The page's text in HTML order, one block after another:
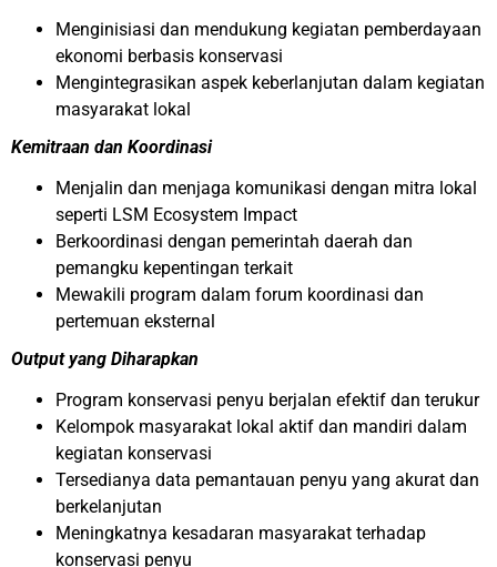
Menginisiasi dan mendukung kegiatan pemberdayaan
ekonomi berbasis konservasi
Mengintegrasikan aspek keberlanjutan dalam kegiatan
masyarakat lokal
Kemitraan dan Koordinasi
Menjalin dan menjaga komunikasi dengan mitra lokal
seperti LSM Ecosystem Impact
Berkoordinasi dengan pemerintah daerah dan
pemangku kepentingan terkait
Mewakili program dalam forum koordinasi dan
pertemuan eksternal
Output yang Diharapkan
Program konservasi penyu berjalan efektif dan terukur
Kelompok masyarakat lokal aktif dan mandiri dalam
kegiatan konservasi
Tersedianya data pemantauan penyu yang akurat dan
berkelanjutan
Meningkatnya kesadaran masyarakat terhadap
konservasi penyu